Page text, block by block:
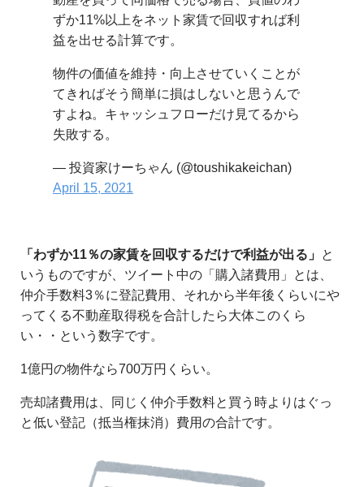
ずか11%以上をネット家賃で回収すれば利
益を出せる計算です。
物件の価値を維持・向上させていくことが
てきればそう簡単に損はしないと思うんで
すよね。キャッシュフローだけ見てるから
失敗する。
— 投資家けーちゃん (@toushikakeichan)
April 15, 2021
「わずか11％の家賃を回収するだけで利益が出る」 と
いうものですが、ツイート中の「購入諸費用」とは、
仲介手数料3％に登記費用、それから半年後くらいにや
ってくる不動産取得税を合計したら大体このくら
い・・という数字です。
1億円の物件なら700万円くらい。
売却諸費用は、同じく仲介手数料と買う時よりはぐっ
と低い登記（抵当権抹消）費用の合計です。